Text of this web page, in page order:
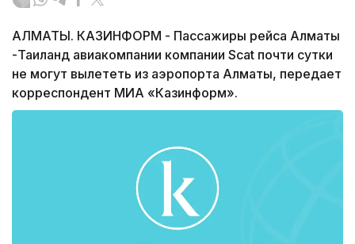
АЛМАТЫ. КАЗИНФОРМ - Пассажиры рейса Алматы
-Таиланд авиакомпании компании Scat почти сутки
не могут вылететь из аэропорта Алматы, передает
корреспондент МИА «Казинформ».